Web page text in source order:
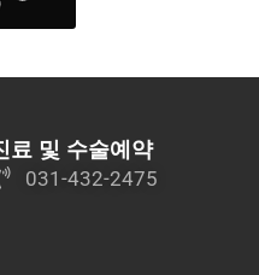
료 및 수술예약
031-432-2475